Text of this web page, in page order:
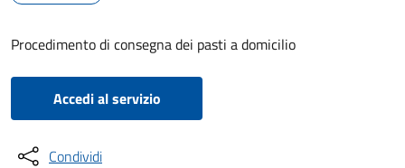
Procedimento di consegna dei pasti a domicilio
Accedi al servizio
Condividi